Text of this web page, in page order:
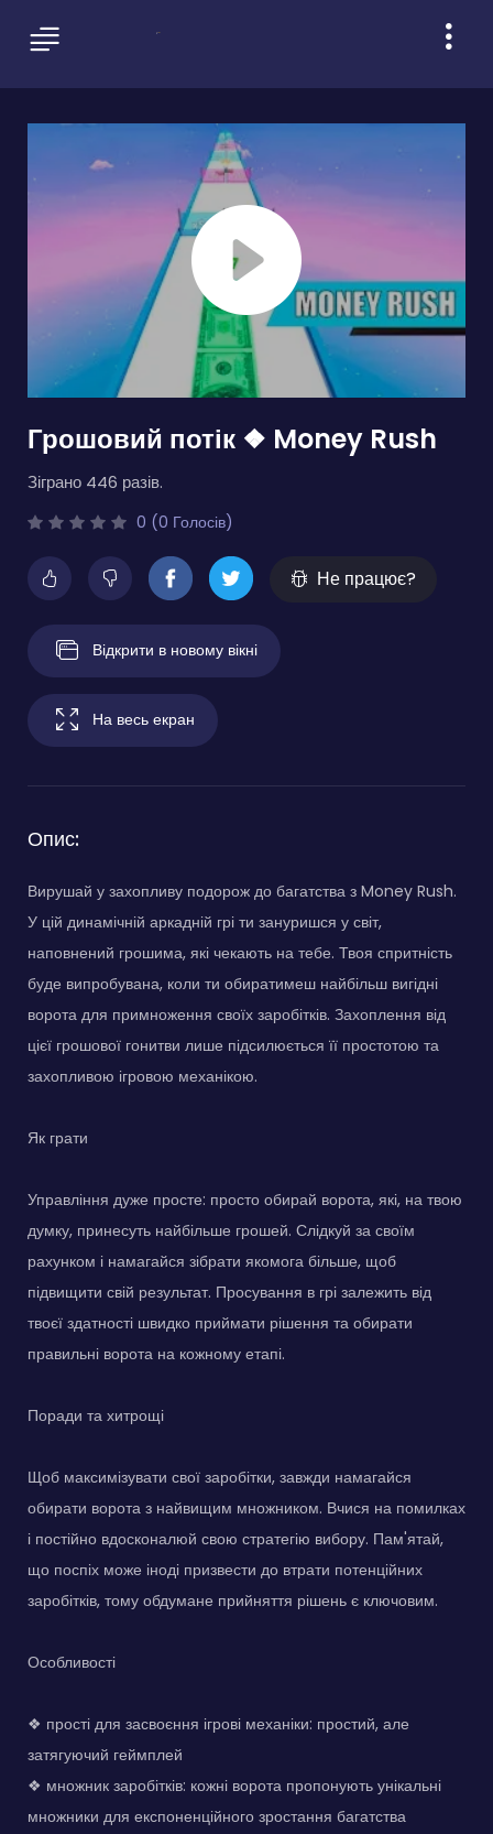
Грошовий потік ❖ Money Rush
Зіграно 446 разів.
0 (0 Голосів)
Не працює?
Відкрити в новому вікні
На весь екран
Опис:
Вирушай у захопливу подорож до багатства з Money Rush.
У цій динамічній аркадній грі ти зануришся у світ,
наповнений грошима, які чекають на тебе. Твоя спритність
буде випробувана, коли ти обиратимеш найбільш вигідні
ворота для примноження своїх заробітків. Захоплення від
цієї грошової гонитви лише підсилюється її простотою та
захопливою ігровою механікою.
Як грати
Управління дуже просте: просто обирай ворота, які, на твою
думку, принесуть найбільше грошей. Слідкуй за своїм
рахунком і намагайся зібрати якомога більше, щоб
підвищити свій результат. Просування в грі залежить від
твоєї здатності швидко приймати рішення та обирати
правильні ворота на кожному етапі.
Поради та хитрощі
Щоб максимізувати свої заробітки, завжди намагайся
обирати ворота з найвищим множником. Вчися на помилках
і постійно вдосконалюй свою стратегію вибору. Пам'ятай,
що поспіх може іноді призвести до втрати потенційних
заробітків, тому обдумане прийняття рішень є ключовим.
Особливості
❖ прості для засвоєння ігрові механіки: простий, але
затягуючий геймплей
❖ множник заробітків: кожні ворота пропонують унікальні
множники для експоненційного зростання багатства